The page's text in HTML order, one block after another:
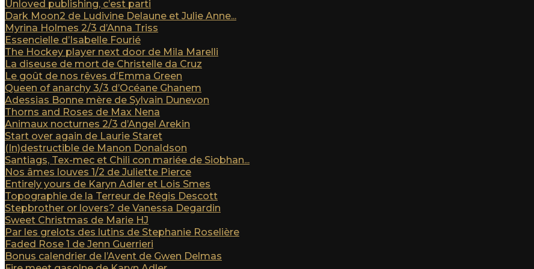
Unloved publishing, c’est parti
Dark Moon2 de Ludivine Delaune et Julie Anne...
Myrina Holmes 2/3 d’Anna Triss
Essencielle d’Isabelle Fourié
The Hockey player next door de Mila Marelli
La diseuse de mort de Christelle da Cruz
Le goût de nos rêves d’Emma Green
Queen of anarchy 3/3 d’Océane Ghanem
Adessias Bonne mère de Sylvain Dunevon
Thorns and Roses de Max Nena
Animaux nocturnes 2/3 d’Angel Arekin
Start over again de Laurie Staret
(In)destructible de Manon Donaldson
Santiags, Tex-mec et Chili con mariée de Siobhan...
Nos âmes louves 1/2 de Juliette Pierce
Entirely yours de Karyn Adler et Lois Smes
Topographie de la Terreur de Régis Descott
Stepbrother or lovers? de Vanessa Degardin
Sweet Christmas de Marie HJ
Par les grelots des lutins de Stephanie Roselière
Faded Rose 1 de Jenn Guerrieri
Bonus calendrier de l’Avent de Gwen Delmas